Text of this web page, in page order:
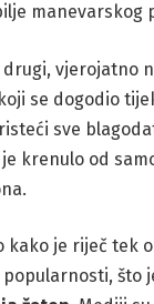
manevarskog
drugi, vjerojatno
se dogodio
sve
krenulo od
kako je riječ
što